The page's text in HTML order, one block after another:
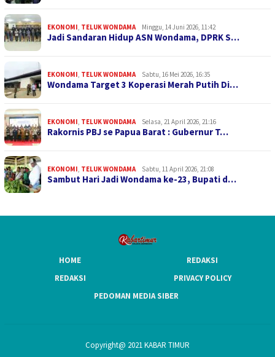
EKONOMI TELUK WONDAMA Minggu, 14 Juni 2026, 11:42
Jadi Sandaran Hidup ASN Wondama, DPRK S…
EKONOMI TELUK WONDAMA Sabtu, 16 Mei 2026, 16:35
Wondama Target 3 Koperasi Merah Putih Di…
EKONOMI TELUK WONDAMA Selasa, 21 April 2026, 21:16
Rakornis PBJ se Papua Barat : Gubernur T…
EKONOMI TELUK WONDAMA Sabtu, 11 April 2026, 21:08
Sambut Hari Jadi Wondama ke-23, Bupati d…
HOME
REDAKSI
REDAKSI
PRIVACY POLICY
PEDOMAN MEDIA SIBER
Copyright@ 2021 KABAR TIMUR